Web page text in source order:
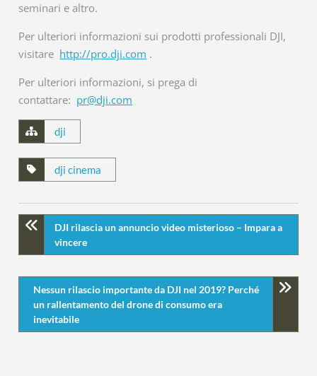
seminari e altro.
Per ulteriori informazioni sui prodotti professionali DJI,
visitare http://pro.dji.com .
Per ulteriori informazioni, si prega di
contattare: pr@dji.com
dji
dji cinema
DJI rilascia un annuncio video misterioso – Impara a
vincere
Nessun rilascio importante da DJI nel 2019? Perché
un rallentamento del drone di consumo era
inevitabile